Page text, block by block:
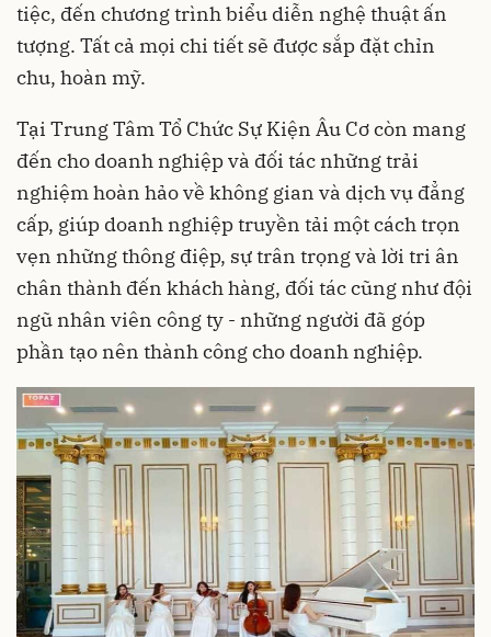
tiệc, đến chương trình biểu diễn nghệ thuật ấn
tượng. Tất cả mọi chi tiết sẽ được sắp đặt chỉn
chu, hoàn mỹ.
Tại Trung Tâm Tổ Chức Sự Kiện Âu Cơ còn mang
đến cho doanh nghiệp và đối tác những trải
nghiệm hoàn hảo về không gian và dịch vụ đẳng
cấp, giúp doanh nghiệp truyền tải một cách trọn
vẹn những thông điệp, sự trân trọng và lời tri ân
chân thành đến khách hàng, đối tác cũng như đội
ngũ nhân viên công ty - những người đã góp
phần tạo nên thành công cho doanh nghiệp.